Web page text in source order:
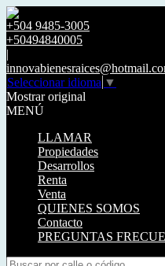
+504 9485-3005
+50494840005
|
Seleccionar idioma ▼
Mostrar original
MENÚ
LLAMAR
Propiedades
Desarrollos
Renta
Venta
QUIENES SOMOS
Contacto
PREGUNTAS